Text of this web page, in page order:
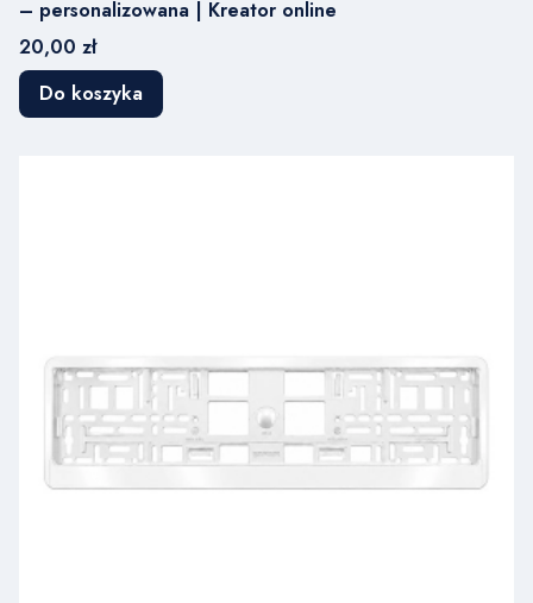
– personalizowana | Kreator online
Cena
20,00 zł
Do koszyka